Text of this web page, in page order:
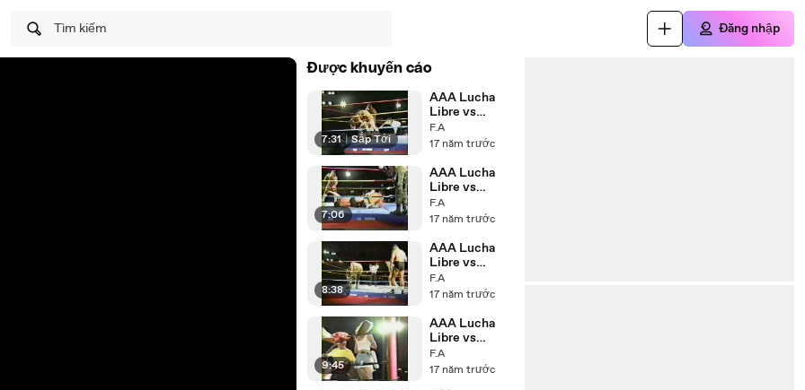
Tìm kiếm Đăng nhập
Được khuyến cáo
7:31 | Sắp Tới
AAA Lucha
Libre vs
Wrestling
USA P4
F.A
17 năm trước
7:06
AAA Lucha
Libre vs
Wrestling
USA P3
F.A
17 năm trước
8:38
AAA Lucha
Libre vs
Wrestling
USA P2
F.A
17 năm trước
9:45
AAA Lucha
Libre vs
Wrestling
USA P1
F.A
17 năm trước